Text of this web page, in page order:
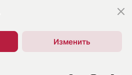
Изменить